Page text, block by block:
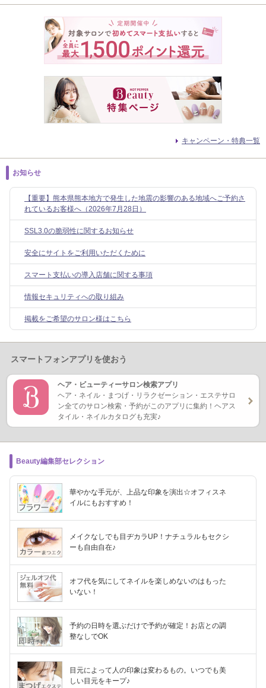
キャンペーン・特典一覧
お知らせ
【重要】熊本県熊本地方で発生した地震の影響のある地域へご予約さ
れているお客様へ（2026年7月28日）
SSL3.0の脆弱性に関するお知らせ
安全にサイトをご利用いただくために
スマート支払いの導入店舗に関する事項
情報セキュリティへの取り組み
掲載をご希望のサロン様はこちら
スマートフォンアプリを使おう
ヘア・ビューティーサロン検索アプリ
ヘア・ネイル・まつげ・リラクゼーション・エステサロ
ン全てのサロン検索・予約がこのアプリに集約！ヘアス
タイル・ネイルカタログも充実♪
Beauty編集部セレクション
華やかな手元が、上品な印象を演出☆オフィスネ
イルにもおすすめ！
メイクなしでも目ヂカラUP！ナチュラルもセクシ
ーも自由自在♪
オフ代を気にしてネイルを楽しめないのはもった
いない！
予約の日時を選ぶだけで予約が確定！お店との調
整なしでOK
目元によって人の印象は変わるもの。いつでも美
しい目元をキープ♪